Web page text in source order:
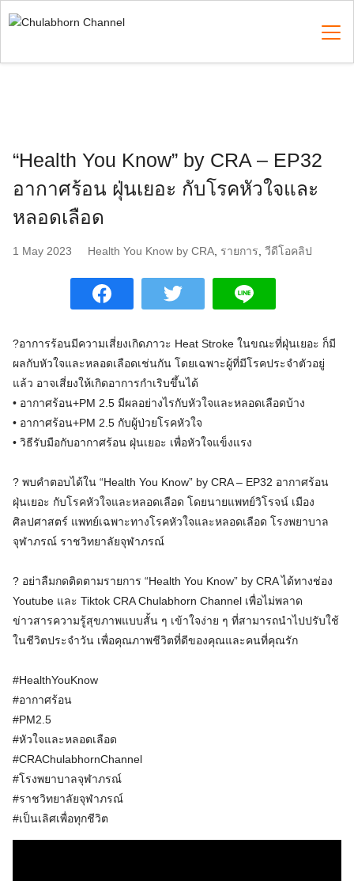
to
“Health You Know” by CRA – EP32
อากาศร้อน ฝุ่นเยอะ กับโรคหัวใจและ
หลอดเลือด
1 May 2023 Health You Know by CRA รายการ วีดีโอคลิป
?อาการร้อนมีความเสี่ยงเกิดภาวะ Heat Stroke ในขณะที่ฝุ่นเยอะ ก็มี
ผลกับหัวใจและหลอดเลือดเช่นกัน โดยเฉพาะผู้ที่มีโรคประจำตัวอยู่
แล้ว อาจเสี่ยงให้เกิดอาการกำเริบขึ้นได้
• อากาศร้อน+PM 2.5 มีผลอย่างไรกับหัวใจและหลอดเลือดบ้าง
• อากาศร้อน+PM 2.5 กับผู้ป่วยโรคหัวใจ
• วิธีรับมือกับอากาศร้อน ฝุ่นเยอะ เพื่อหัวใจแข็งแรง
? พบคำตอบได้ใน “Health You Know” by CRA – EP32 อากาศร้อน
ฝุ่นเยอะ กับโรคหัวใจและหลอดเลือด โดยนายแพทย์วิโรจน์ เมือง
ศิลปศาสตร์ แพทย์เฉพาะทางโรคหัวใจและหลอดเลือด โรงพยาบาล
จุฬาภรณ์ ราชวิทยาลัยจุฬาภรณ์
? อย่าลืมกดติดตามรายการ “Health You Know” by CRA ได้ทางช่อง
Youtube และ Tiktok CRA Chulabhorn Channel เพื่อไม่พลาด
ข่าวสารความรู้สุขภาพแบบสั้น ๆ เข้าใจง่าย ๆ ที่สามารถนำไปปรับใช้
ในชีวิตประจำวัน เพื่อคุณภาพชีวิตที่ดีของคุณและคนที่คุณรัก
#HealthYouKnow
#อากาศร้อน
#PM2.5
#หัวใจและหลอดเลือด
#CRAChulabhornChannel
#โรงพยาบาลจุฬาภรณ์
#ราชวิทยาลัยจุฬาภรณ์
#เป็นเลิศเพื่อทุกชีวิต